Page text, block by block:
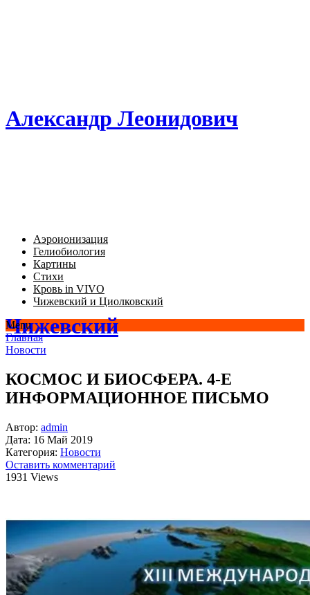
Александр Леонидович
Чижевский
Аэроионизация
Гелиобиология
Картины
Стихи
Кровь in VIVO
Чижевский и Циолковский
Menu
Главная
Новости
КОСМОС И БИОСФЕРА. 4-Е
ИНФОРМАЦИОННОЕ ПИСЬМО
Автор: admin
Дата: 16 Май 2019
Категория: Новости
Оставить комментарий
1931 Views